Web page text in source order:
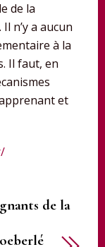
de la
n’y a aucun
à la
Il faut, en
et
de la